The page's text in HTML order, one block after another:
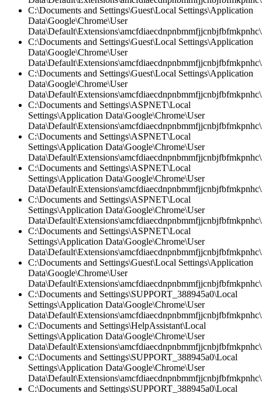
C:\Documents and Settings\Guest\Local Settings\Application
Data\Google\Chrome\User
C:\Documents and Settings\Guest\Local Settings\Application
Data\Google\Chrome\User
C:\Documents and Settings\Guest\Local Settings\Application
Data\Google\Chrome\User
C:\Documents and Settings\ASPNET\Local
Settings\Application Data\Google\Chrome\User
C:\Documents and Settings\ASPNET\Local
Settings\Application Data\Google\Chrome\User
C:\Documents and Settings\ASPNET\Local
Settings\Application Data\Google\Chrome\User
C:\Documents and Settings\ASPNET\Local
Settings\Application Data\Google\Chrome\User
C:\Documents and Settings\ASPNET\Local
Settings\Application Data\Google\Chrome\User
C:\Documents and Settings\Guest\Local Settings\Application
Data\Google\Chrome\User
C:\Documents and Settings\SUPPORT_388945a0\Local
Settings\Application Data\Google\Chrome\User
C:\Documents and Settings\HelpAssistant\Local
Settings\Application Data\Google\Chrome\User
C:\Documents and Settings\SUPPORT_388945a0\Local
Settings\Application Data\Google\Chrome\User
C:\Documents and Settings\SUPPORT_388945a0\Local